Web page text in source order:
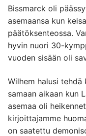
Bissmarck oli
asemaansa kun
päätöksenteossa.
hyvin nuori 30-
vuoden sisään oli
Wilhem halusi tehdä
samaan aikaan kun
asemaa oli
kirjoittajamme
on saatettu